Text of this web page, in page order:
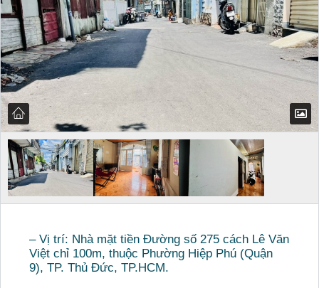
– Vị trí: Nhà mặt tiền Đường số 275 cách Lê Văn
Việt chỉ 100m, thuộc Phường Hiệp Phú (Quận
9), TP. Thủ Đức, TP.HCM.